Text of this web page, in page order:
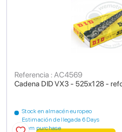
Cadena DID VX3 - 525x128 -
Referencia : AC4569
Stock en almacén europeo
Estimación de llegada 6 Days
from purchase